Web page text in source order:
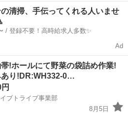
齢層 ・・・18～62くらいまでの方
15:00 ◆すぐに面接出来る!履歴書不要!
倉庫 冷蔵倉庫
清掃、手伝ってくれる人いませ
日給例1万円〜 / 登録不要！高時給求人多数✨
Ad
!ホールにて野菜の袋詰め作業!
あり!DR:WH332-0…
ブトライブ事業部
8月5日